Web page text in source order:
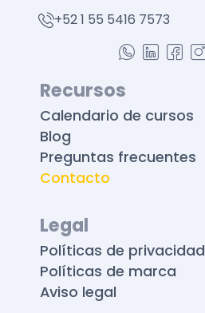
+52 1 55 5416 7573
Recursos
Calendario de cursos
Blog
Preguntas frecuentes
Contacto
Legal
Políticas de privacidad
Políticas de marca
Aviso legal